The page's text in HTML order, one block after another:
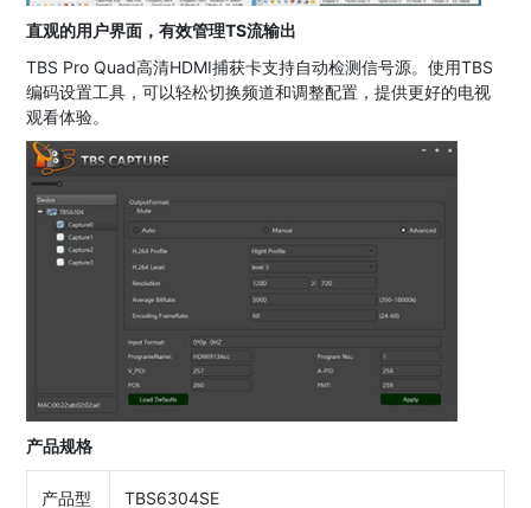
直观的用户界面，有效管理TS流输出
TBS Pro Quad高清HDMI捕获卡支持自动检测信号源。使用TBS
编码设置工具，可以轻松切换频道和调整配置，提供更好的电视
观看体验。
产品规格
产品型
TBS6304SE